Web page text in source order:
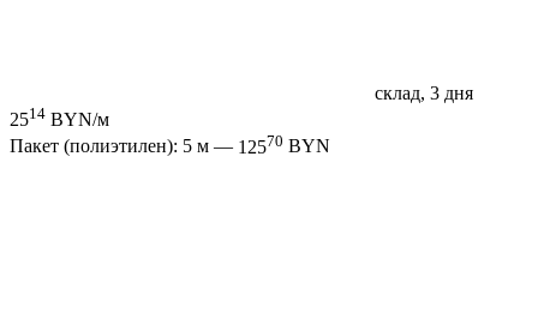
склад, 3 дня
2514 BYN/м
Пакет (полиэтилен): 5 м — 12570 BYN